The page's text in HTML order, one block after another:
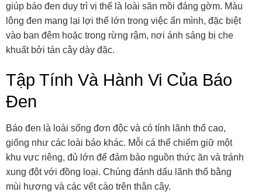
giúp báo đen duy trì vị thế là loài săn mồi đáng gờm. Màu
lông đen mang lại lợi thế lớn trong việc ẩn mình, đặc biệt
vào ban đêm hoặc trong rừng rậm, nơi ánh sáng bị che
khuất bởi tán cây dày đặc.
Tập Tính Và Hành Vi Của Báo
Đen
Báo đen là loài sống đơn độc và có tính lãnh thổ cao,
giống như các loài báo khác. Mỗi cá thể chiếm giữ một
khu vực riêng, đủ lớn để đảm bảo nguồn thức ăn và tránh
xung đột với đồng loại. Chúng đánh dấu lãnh thổ bằng
mùi hương và các vết cào trên thân cây.